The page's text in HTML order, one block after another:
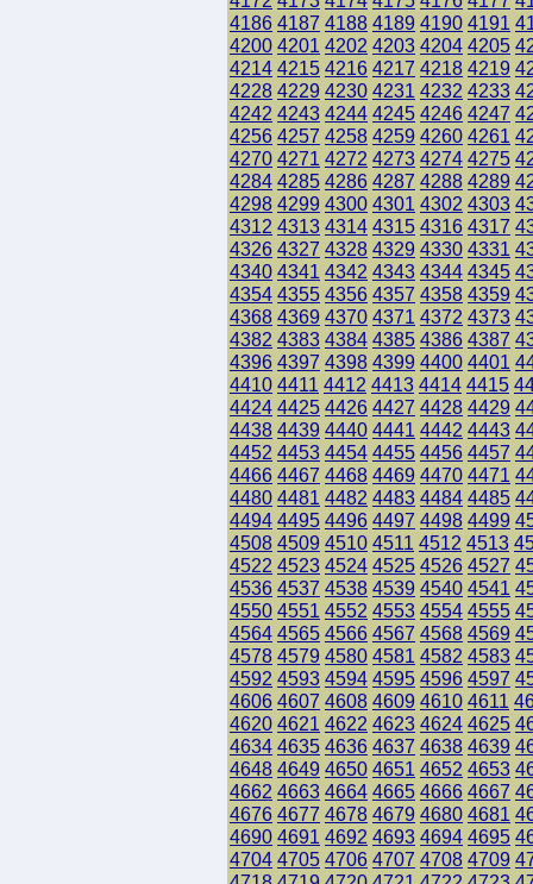
4186 4187 4188 4189 4190 4191
4200 4201 4202 4203 4204 4205
4214 4215 4216 4217 4218 4219
4228 4229 4230 4231 4232 4233
4242 4243 4244 4245 4246 4247
4256 4257 4258 4259 4260 4261
4270 4271 4272 4273 4274 4275
4284 4285 4286 4287 4288 4289
4298 4299 4300 4301 4302 4303
4312 4313 4314 4315 4316 4317
4326 4327 4328 4329 4330 4331
4340 4341 4342 4343 4344 4345
4354 4355 4356 4357 4358 4359
4368 4369 4370 4371 4372 4373
4382 4383 4384 4385 4386 4387
4396 4397 4398 4399 4400 4401
4410 4411 4412 4413 4414 4415
4424 4425 4426 4427 4428 4429
4438 4439 4440 4441 4442 4443
4452 4453 4454 4455 4456 4457
4466 4467 4468 4469 4470 4471
4480 4481 4482 4483 4484 4485
4494 4495 4496 4497 4498 4499
4508 4509 4510 4511 4512 4513
4522 4523 4524 4525 4526 4527
4536 4537 4538 4539 4540 4541
4550 4551 4552 4553 4554 4555
4564 4565 4566 4567 4568 4569
4578 4579 4580 4581 4582 4583
4592 4593 4594 4595 4596 4597
4606 4607 4608 4609 4610 4611
4620 4621 4622 4623 4624 4625
4634 4635 4636 4637 4638 4639
4648 4649 4650 4651 4652 4653
4662 4663 4664 4665 4666 4667
4676 4677 4678 4679 4680 4681
4690 4691 4692 4693 4694 4695
4704 4705 4706 4707 4708 4709